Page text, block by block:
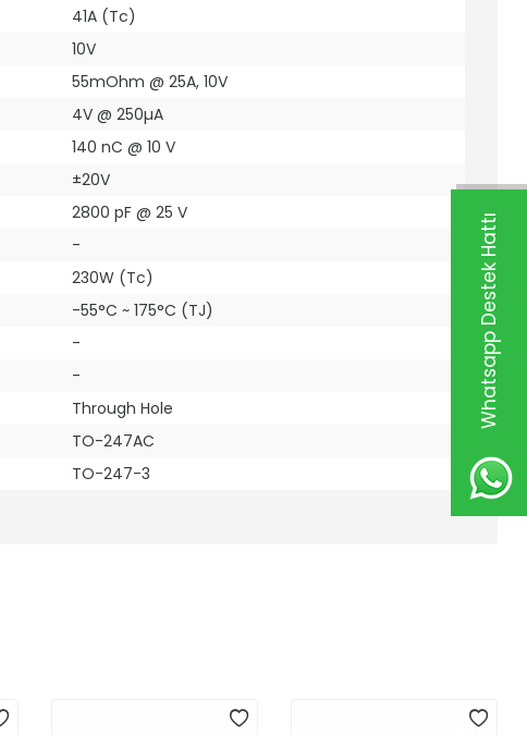
Whatsapp Destek Hattı
41A (Tc)
10V
55mOhm @ 25A, 10V
4V @ 250µA
140 nC @ 10 V
±20V
2800 pF @ 25 V
-
230W (Tc)
-55°C ~ 175°C (TJ)
-
-
Through Hole
TO-247AC
TO-247-3